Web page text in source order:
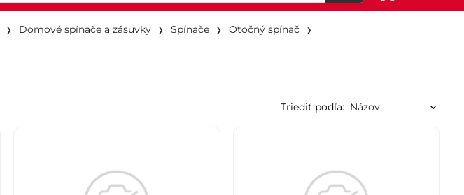
Domové spínače a zásuvky Spínače Otočný spínač
Triediť podľa: